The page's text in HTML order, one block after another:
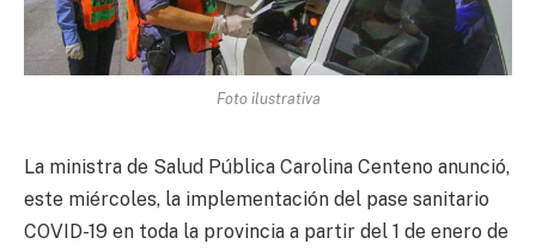
Foto ilustrativa
La ministra de Salud Pública Carolina Centeno anunció,
este miércoles, la implementación del pase sanitario
COVID-19 en toda la provincia a partir del 1 de enero de